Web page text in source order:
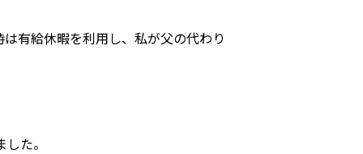
有給休暇を利用し、私が父の代わり
た。